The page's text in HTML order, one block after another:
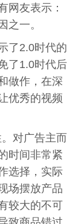
网友表示：
之一。
了2.0时代的
了1.0时代后
做作，在深
优秀的视频
对广告主而
时间非常紧
选择，实际
场摆放产品
较大的不可